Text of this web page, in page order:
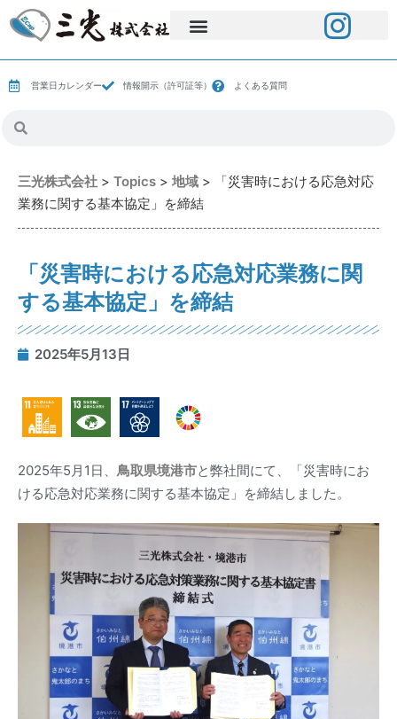
営業日カレンダー 情報開示（許可証等） よくある質問
三光株式会社 > Topics > 地域 >
「災害時における応急対応
業務に関する基本協定」を締結
「災害時における応急対応業務に関
する基本協定」を締結
2025年5月13日
2025年5月1日、 鳥取県境港市と弊社間にて、「災害時にお
ける応急対応業務に関する基本協定」を締結しました。